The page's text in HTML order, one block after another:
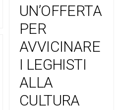
UN’OFFERTA
PER
AVVICINARE
I LEGHISTI
ALLA
CULTURA